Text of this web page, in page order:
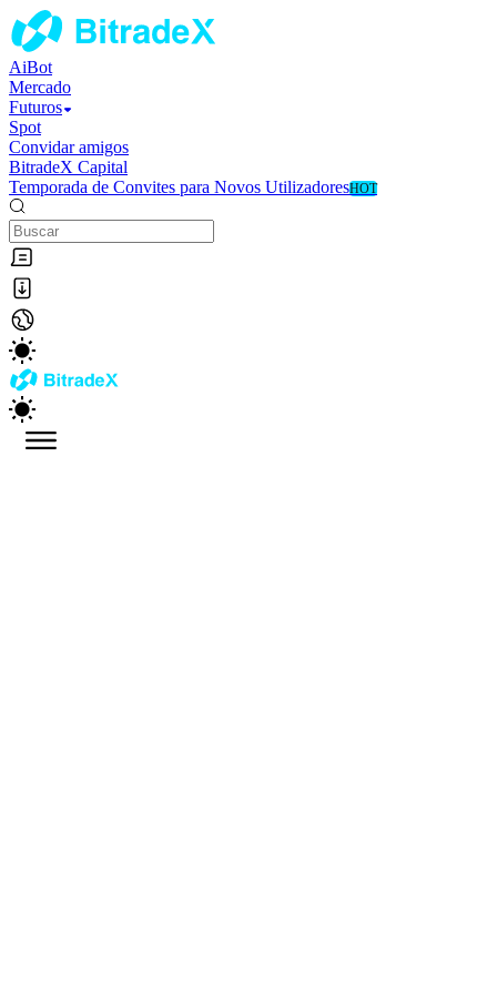
AiBot
Mercado
Futuros
Spot
Convidar amigos
BitradeX Capital
Temporada de Convites para Novos UtilizadoresHOT